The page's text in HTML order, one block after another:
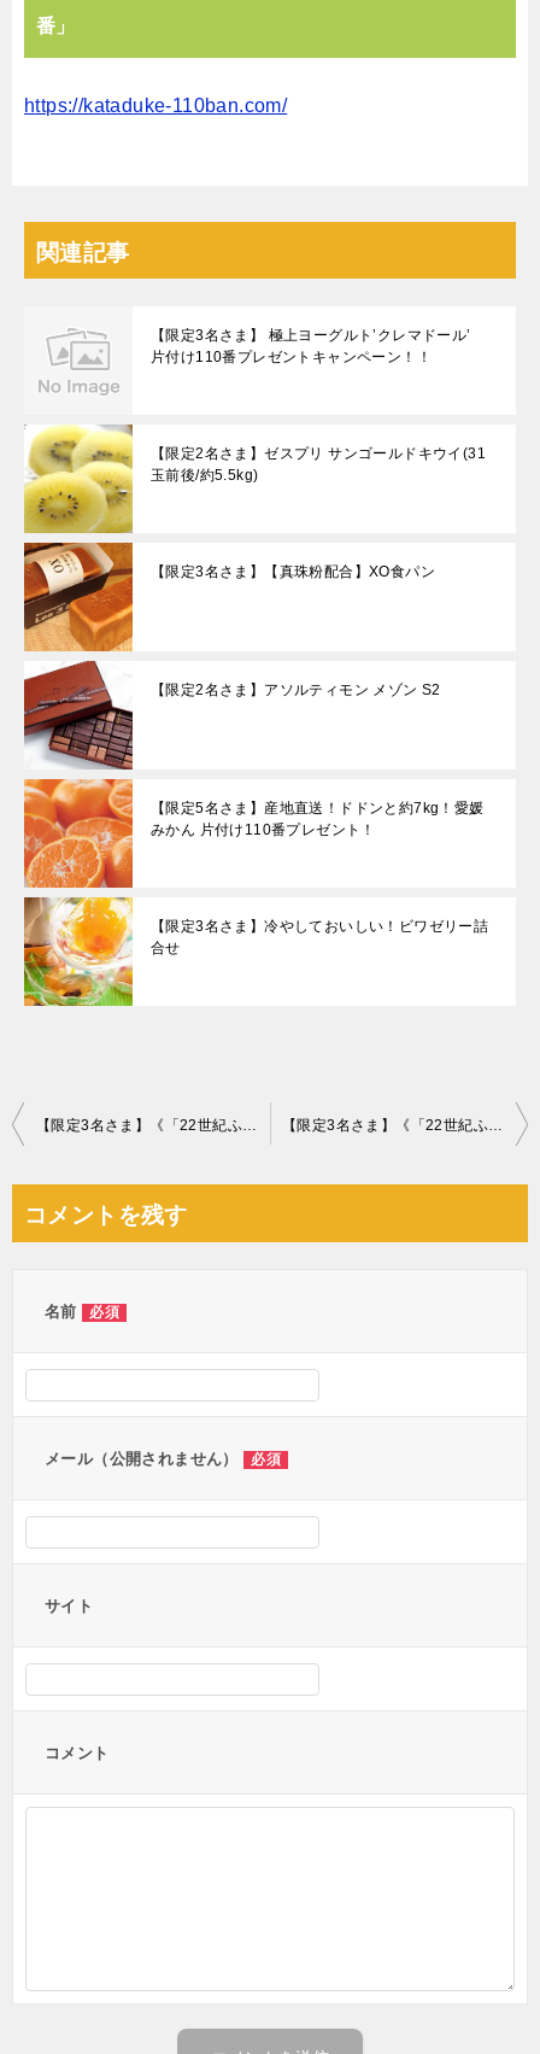
番」
https://kataduke-110ban.com/
関連記事
【限定3名さま】 極上ヨーグルト’クレマドール’
片付け110番プレゼントキャンペーン！！
【限定2名さま】ゼスプリ サンゴールドキウイ(31
玉前後/約5.5kg)
【限定3名さま】【真珠粉配合】XO食パン
【限定2名さま】アソルティモン メゾン S2
【限定5名さま】産地直送！ドドンと約7kg！愛媛
みかん 片付け110番プレゼント！
【限定3名さま】冷やしておいしい！ビワゼリー詰
合せ
投
ビ
【限定3名さま】《「22世紀ふぐ」を3か月連続でプレゼント！5月はてっさ》～相談件数80万件突破〝祈念〟の特別企画スタート～ 【限定3名さま】《「22世紀ふぐ」を3か月連続でプレゼント！7⽉はてっちり》～相談件数80万件突破〝祈念〟の特別企画～
コメントを残す
名前 必須
メール（公開されません） 必須
サイト
コメント